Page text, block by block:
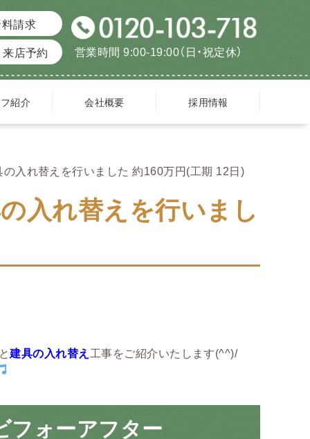
請求
来店予約
営業時間 9:00-19:00（日・祝定休）
紹介 会社概要 採用情報
入れ替えを行いました 約160万円(工期 12日)
入れ替えを行いまし
建具の入れ替え 工事をご紹介いたします(^^)/
フォーアフター